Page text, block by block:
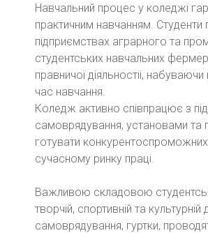
Навчальний процес у коледжі
практичним навчанням. Студенти
підприємствах аграрного та
студентських навчальних
правничої діяльностіі,
час навчання.
Коледж активно співпрацює з
самоврядування, установами та
готувати
сучасному ринку праці.
Важливою складовою
творчій, спортивній та
самоврядування, гуртки,